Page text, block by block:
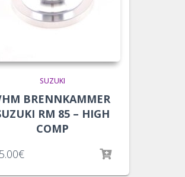
SUZUKI
BRENNKAMMER
RM 85 – HIGH
COMP
€